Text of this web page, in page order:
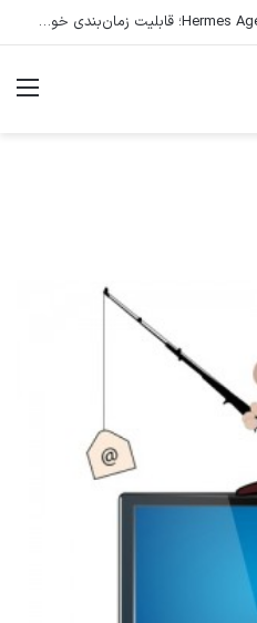
آموزش جامع Cron Job در Hermes Agent؛ قابلیت زمان‌بندی خودکار وظایف